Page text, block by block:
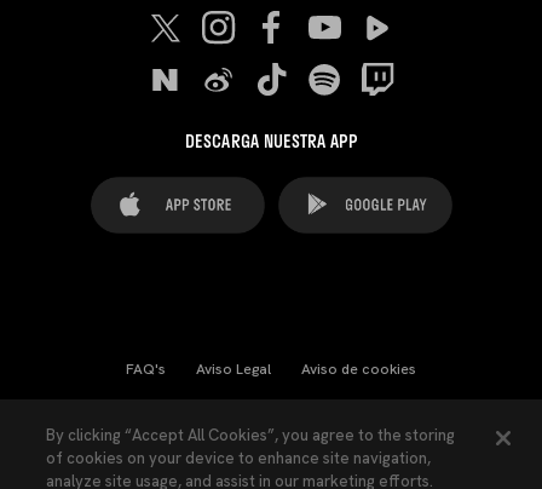
DESCARGA NUESTRA APP
FAQ's Aviso Legal Aviso de cookies
Ley Transparencia Política de Privacidad
By clicking “Accept All Cookies”, you agree to the storing
of cookies on your device to enhance site navigation,
analyze site usage, and assist in our marketing efforts.